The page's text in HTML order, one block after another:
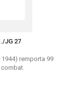
JG 27
remporta 99
combat.